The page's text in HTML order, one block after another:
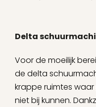
Delta
Voor de moeilijk
de delta
krappe ruimtes
niet bij kunnen.